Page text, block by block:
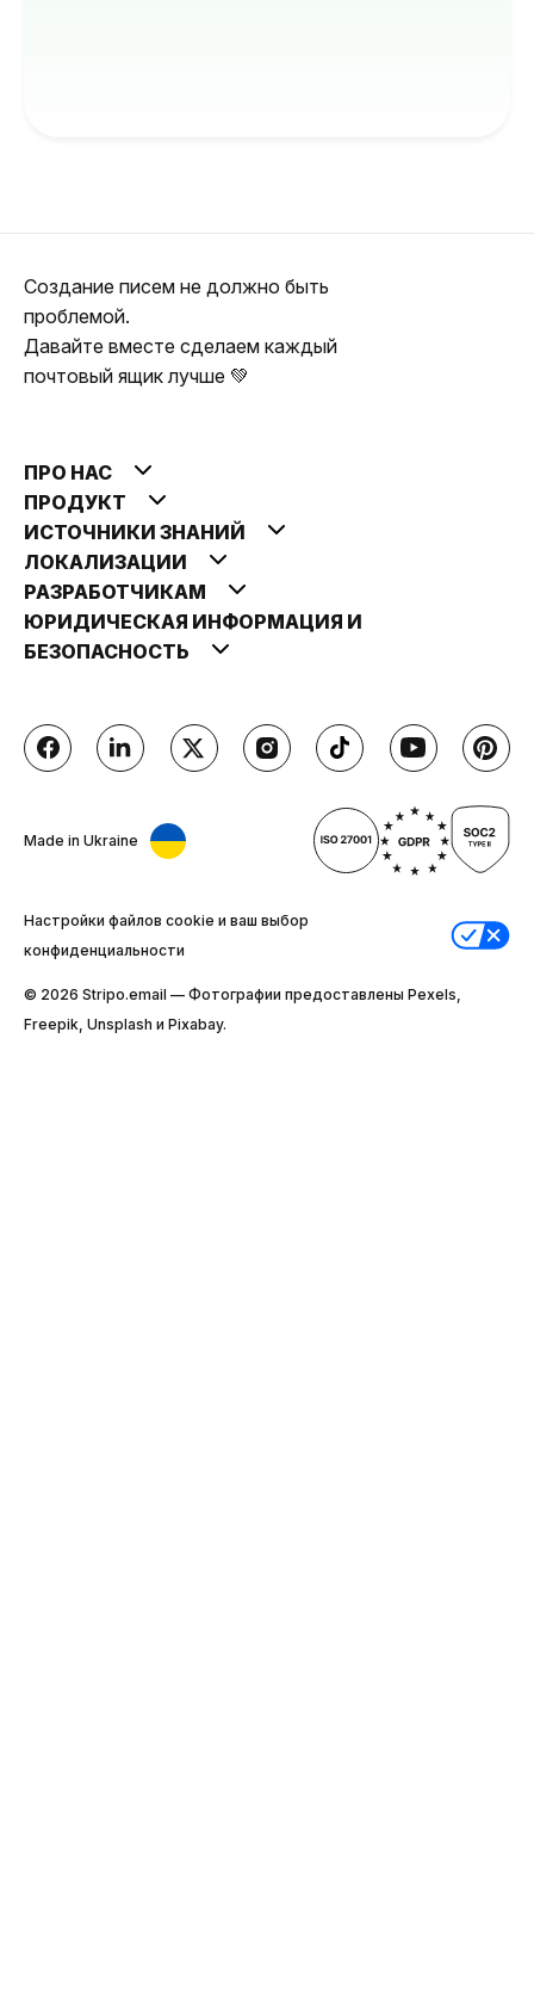
Создание писем не должно быть
проблемой.
Давайте вместе сделаем каждый
почтовый ящик лучше 💚
ПРО НАС
ПРОДУКТ
ИСТОЧНИКИ ЗНАНИЙ
ЛОКАЛИЗАЦИИ
РАЗРАБОТЧИКАМ
ЮРИДИЧЕСКАЯ ИНФОРМАЦИЯ И
БЕЗОПАСНОСТЬ
Made in Ukraine
Настройки файлов cookie и ваш выбор
конфиденциальности
© 2026 Stripо.email — Фотографии предоставлены Pexels,
Freepik, Unsplash и Pixabay.